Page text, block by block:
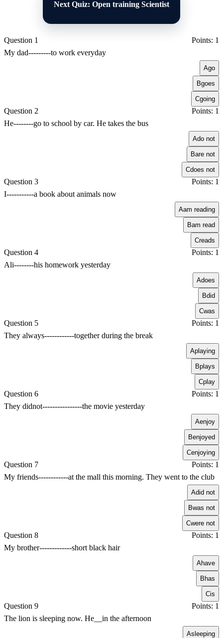
Next Quiz: Open training Scientist
Question 1
Points: 1
My dad---------to work everyday
Ago
Bgoes
Cgoing
Question 2
Points: 1
He--------go to school by car. He takes the bus
Ado not
Bare not
Cdoes not
Question 3
Points: 1
I-----------a book about animals now
Aam reading
Bam read
Creads
Question 4
Points: 1
Ali--------his homework yesterday
Adoes
Bdid
Cwas
Question 5
Points: 1
They always------------together during the break
Aplaying
Bplays
Cplay
Question 6
Points: 1
They didnot----------------the movie yesterday
Aenjoy
Benjoyed
Cenjoying
Question 7
Points: 1
My friends------------at the mall this morning. They went to the club
Adid not
Bwas not
Cwere not
Question 8
Points: 1
My brother-------------short black hair
Ahave
Bhas
Cis
Question 9
Points: 1
The lion is sleeping now. He__in the afternoon
Asleeping